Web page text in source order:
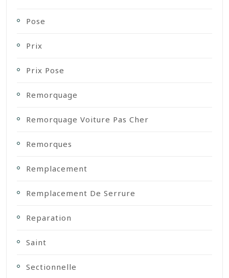
Pose
Prix
Prix Pose
Remorquage
Remorquage Voiture Pas Cher
Remorques
Remplacement
Remplacement De Serrure
Reparation
Saint
Sectionnelle